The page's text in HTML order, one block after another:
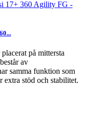
på mittersta
av
samma funktion som
extra stöd och stabilitet.